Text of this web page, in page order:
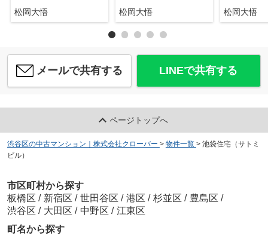
松岡大悟 松岡大悟 松岡大悟
メールで共有する LINEで共有する
ページトップへ
渋谷区の中古マンション｜株式会社クローバー > 物件一覧 > 池袋住宅（サトミ
ビル）
市区町村から探す
板橋区 / 新宿区 / 世田谷区 / 港区 / 杉並区 / 豊島区 /
渋谷区 / 大田区 / 中野区 / 江東区
町名から探す